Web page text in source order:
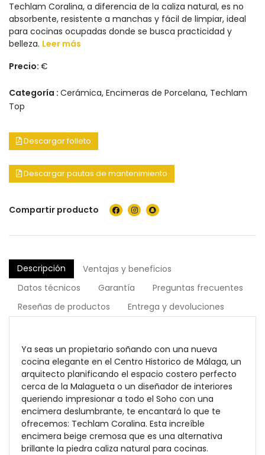
Techlam Coralina, a diferencia de la caliza natural, es no
absorbente, resistente a manchas y fácil de limpiar, ideal
para cocinas ocupadas donde se busca practicidad y
belleza. Leer más
Precio: €
Categoría : Cerámica, Encimeras de Porcelana, Techlam
Top
Descargar folleto
Descargar pautas de mantenimiento
Compartir producto
Descripción
Ventajas y beneficios
Datos técnicos
Garantía
Preguntas frecuentes
Reseñas de productos
Entrega y devoluciones
Ya seas un propietario soñando con una nueva
cocina elegante en el Centro Historico de Málaga, un
arquitecto planificando el espacio costero perfecto
cerca de la Malagueta o un diseñador de interiores
queriendo impresionar a todo el Soho con una
encimera deslumbrante, te encantará lo que te
ofrecemos: Techlam Coralina. Esta increíble
encimera beige cremosa que es una alternativa
brillante la piedra caliza natural para cocinas.